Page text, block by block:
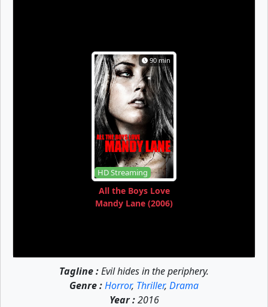
90 min
HD Streaming
All the Boys Love
Mandy Lane (2006)
Tagline :Evil hides in the periphery.
Genre :Horror, Thriller, Drama
Year :2016